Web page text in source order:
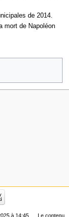
de 2014.
mort de Napoléon
à 14:45. Le contenu